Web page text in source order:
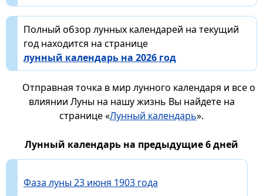
Полный обзор лунных календарей на текущий
год находится на странице
лунный календарь на 2026 год
Отправная точка в мир лунного календаря и все о
влиянии Луны на нашу жизнь Вы найдете на
странице «Лунный календарь».
Лунный календарь на предыдущие 6 дней
Фаза луны 23 июня 1903 года